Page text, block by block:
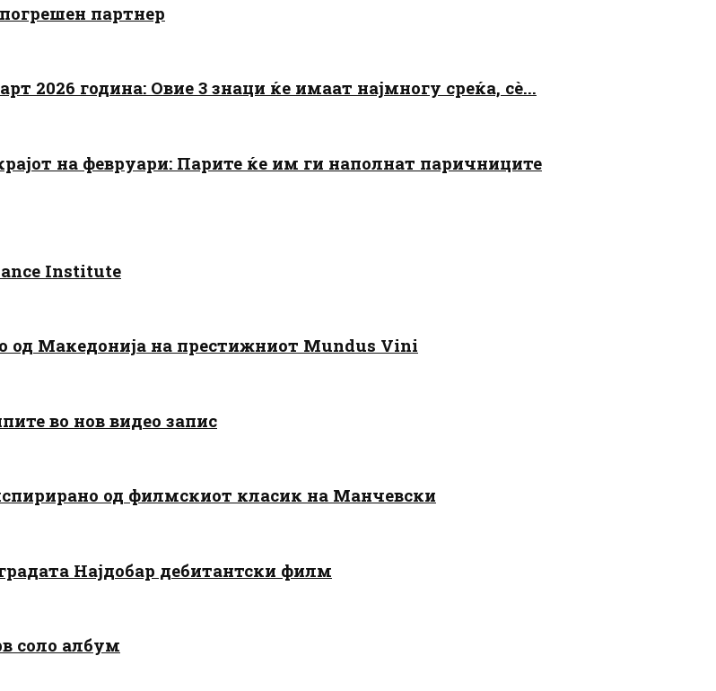
партнер
2026 година: Овие 3 знаци ќе имаат најмногу среќа, сè...
на февруари: Парите ќе им ги наполнат паричниците
Institute
од Македонија на престижниот Mundus Vini
во нов видео запис
од филмскиот класик на Манчевски
Најдобар дебитантски филм
соло албум